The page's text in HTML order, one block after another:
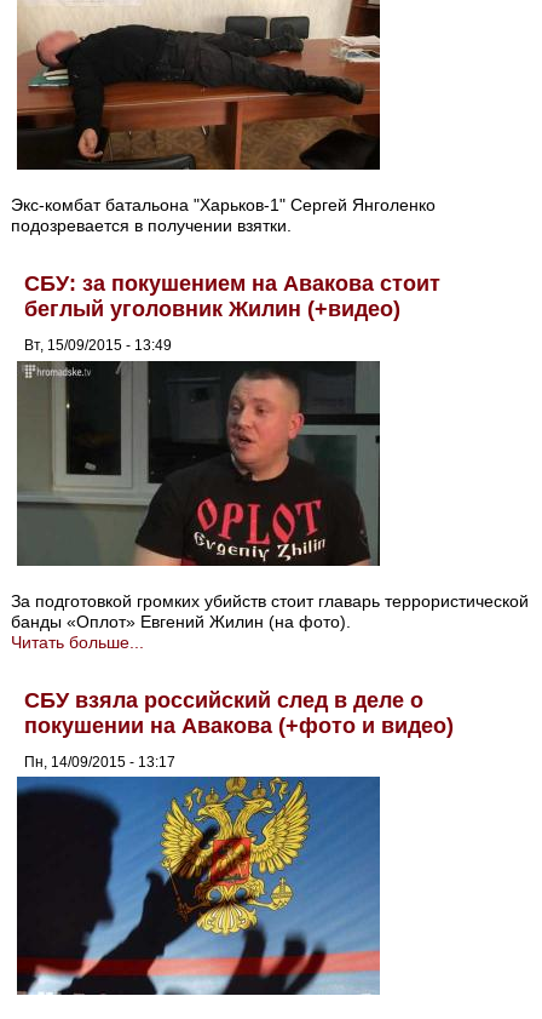
Экс-комбат батальона "Харьков-1" Сергей Янголенко
подозревается в получении взятки.
СБУ: за покушением на Авакова стоит
беглый уголовник Жилин (+видео)
Вт, 15/09/2015 - 13:49
За подготовкой громких убийств стоит главарь террористической
банды «Оплот» Евгений Жилин (на фото).
Читать больше...
СБУ взяла российский след в деле о
покушении на Авакова (+фото и видео)
Пн, 14/09/2015 - 13:17